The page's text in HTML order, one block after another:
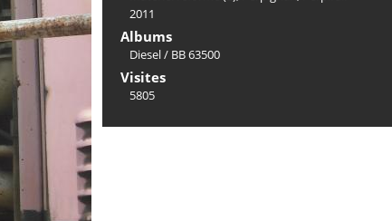
2011
Albums
Diesel/ BB 63500
Visites
5805